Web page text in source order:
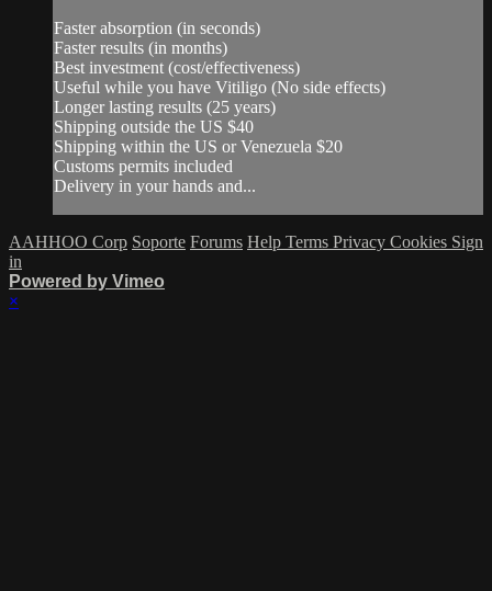
Faster absorption (in seconds)
Faster results (in months)
Best investment (cost/effectiveness)
Useful while you have Vitiligo (No side effects)
Longer lasting results (25 years)
Shipping outside the US $40
Shipping within the US or Venezuela $20
Customs permits included
Delivery in your hands and...
AAHHOO Corp Soporte Forums Help Terms Privacy Cookies Sign
in
Powered by Vimeo
×